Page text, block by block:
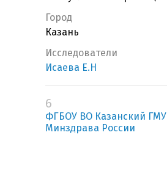
Город
Казань
Исследователи
Исаева Е.Н
6
ФГБОУ ВО Казанский ГМУ
Минздрава России